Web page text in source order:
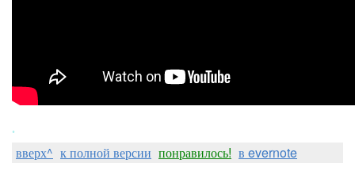
.
вверх^ к полной версии понравилось! в evernote